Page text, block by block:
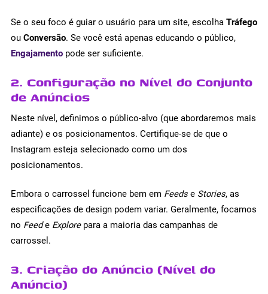
Se o seu foco é guiar o usuário para um site, escolha Tráfego
ou Conversão. Se você está apenas educando o público,
Engajamento pode ser suficiente.
2. Configuração no Nível do Conjunto
de Anúncios
Neste nível, definimos o público-alvo (que abordaremos mais
adiante) e os posicionamentos. Certifique-se de que o
Instagram esteja selecionado como um dos
posicionamentos.
Embora o carrossel funcione bem em Feeds e Stories, as
especificações de design podem variar. Geralmente, focamos
no Feede Explorepara a maioria das campanhas de
carrossel.
3. Criação do Anúncio (Nível do
Anúncio)